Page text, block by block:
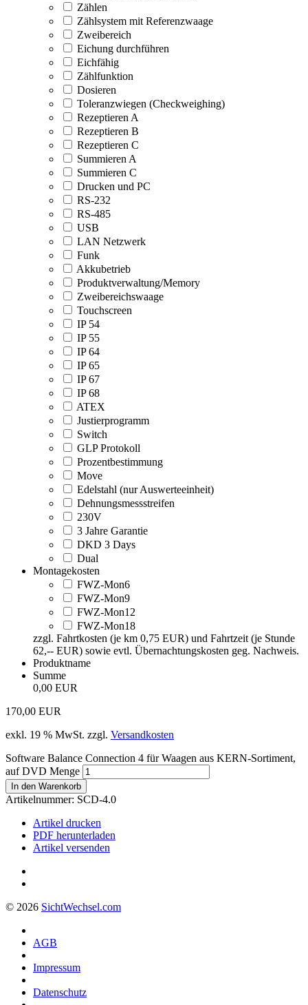
Zählen
Zählsystem mit Referenzwaage
Zweibereich
Eichung durchführen
Eichfähig
Zählfunktion
Dosieren
Toleranzwiegen (Checkweighing)
Rezeptieren A
Rezeptieren B
Rezeptieren C
Summieren A
Summieren C
Drucken und PC
RS-232
RS-485
USB
LAN Netzwerk
Funk
Akkubetrieb
Produktverwaltung/Memory
Zweibereichswaage
Touchscreen
IP 54
IP 55
IP 64
IP 65
IP 67
IP 68
ATEX
Justierprogramm
Switch
GLP Protokoll
Prozentbestimmung
Move
Edelstahl (nur Auswerteeinheit)
Dehnungsmessstreifen
230V
3 Jahre Garantie
DKD 3 Days
Dual
Montagekosten
FWZ-Mon6
FWZ-Mon9
FWZ-Mon12
FWZ-Mon18
zzgl. Fahrtkosten (je km 0,75 EUR) und Fahrtzeit (je Stunde
62,-- EUR) sowie evtl. Übernachtungskosten geg. Nachweis.
Produktname
Summe
0,00 EUR
170,00 EUR
exkl. 19 % MwSt. zzgl. Versandkosten
Software Balance Connection 4 für Waagen aus KERN-Sortiment,
auf DVD Menge
In den Warenkorb
Artikelnummer: SCD-4.0
Artikel drucken
PDF herunterladen
Artikel versenden
© 2026 SichtWechsel.com
AGB
Impressum
Datenschutz